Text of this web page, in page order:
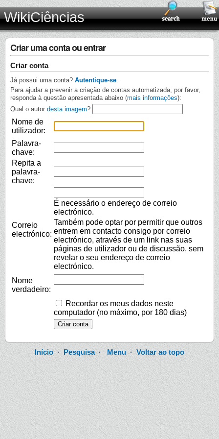
WikiCiências
Criar uma conta ou entrar
Criar conta
Já possui uma conta? Autentique-se
Para ajudar a prevenir a criação de contas automatizada, por favor,
responda à questão apresentada abaixo (mais informações):
Qual o autor desta imagem?
Nome de
utilizador:
Palavra-
chave:
Repita a
palavra-
chave:
Correio
electrónico:
É necessário o endereço de correio
electrónico.
Também pode optar por permitir que outros
entrem em contacto consigo por correio
electrónico, através de um link nas suas
páginas de utilizador ou de discussão, sem
revelar o seu endereço de correio
electrónico.
Nome
verdadeiro:
Recordar os meus dados neste
computador (no máximo, por 180 dias)
Início·Pesquisa· Menu· Voltar ao topo